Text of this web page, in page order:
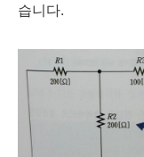
습니다.